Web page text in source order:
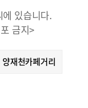
있습니다.
금지>
양재천카페거리